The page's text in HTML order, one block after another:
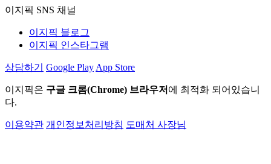
이지픽 SNS 채널
이지픽 블로그
이지픽 인스타그램
상담하기 Google Play App Store
이지픽은 구글 크롬(Chrome) 브라우저 에 최적화 되어있습니
다.
이용약관 개인정보처리방침 도매처 사장님